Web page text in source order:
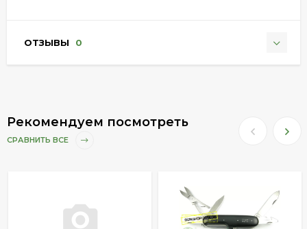
ОТЗЫВЫ 0
Рекомендуем посмотреть
СРАВНИТЬ ВСЕ